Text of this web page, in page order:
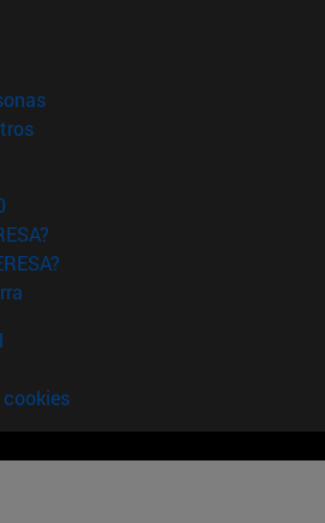
ventana)
(abre en nueva ventana)
(abre en nueva ventana)